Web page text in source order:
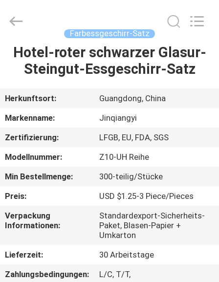
HAUS
ÜBER
UNS
FABRIK-
AUSFLUG
QUALITÄTSKONTROLLE
SIE
MIT
Copyright
ceramicdinnerwareset.com.
Farbessgeschirr-Satz
Hotel-roter schwarzer Glasur-
Steingut-Essgeschirr-Satz
Herkunftsort:
Guangdong, China
Markenname:
Jinqiangyi
Zertifizierung:
LFGB, EU, FDA, SGS
Modellnummer:
Z10-UH Reihe
Min Bestellmenge:
300-teilig/Stücke
Preis:
USD $1.25-3 Piece/Pieces
Verpackung
Informationen:
Standardexport-Sicherheits-
Paket, Blasen-Papier +
Umkarton
Lieferzeit:
30 Arbeitstage
Zahlungsbedingungen:
L/C, T/T,